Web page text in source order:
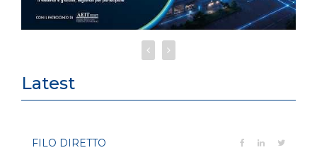
Latest
FILO DIRETTO